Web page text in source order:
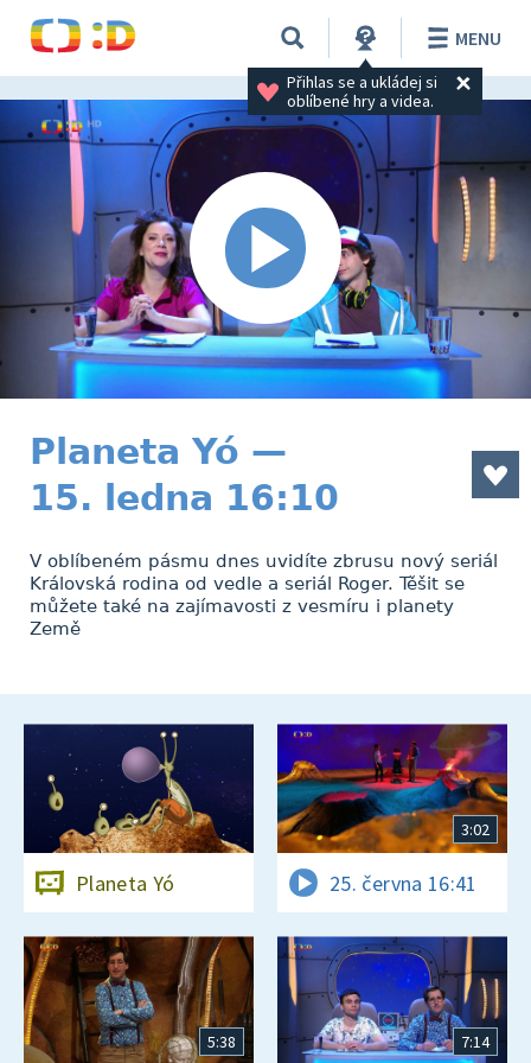
Přihlas se a ukládej si
oblíbené hry a videa.
MENU
Planeta Yó —
15. ledna 16:10
V oblíbeném pásmu dnes uvidíte zbrusu nový seriál
Královská rodina od vedle a seriál Roger. Těšit se
můžete také na zajímavosti z vesmíru i planety
Země
Planeta Yó
3:02
25. června 16:41
5:38 7:14